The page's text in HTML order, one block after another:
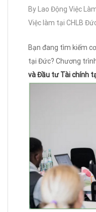
By Lao Động Việc
Việc làm tại CHLB
Bạn đang tìm kiếm
tại Đức? Chương
và Đầu tư Tài chính